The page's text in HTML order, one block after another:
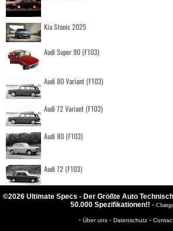
Kia Stonic 2025
Audi Super 90 (F103)
Audi 80 Variant (F103)
Audi 72 Variant (F103)
Audi 80 (F103)
Audi 72 (F103)
©2026 Ultimate Specs - Der Größte Auto
50.000 Spezifikationen!! -
- Über uns - Datenschutz -